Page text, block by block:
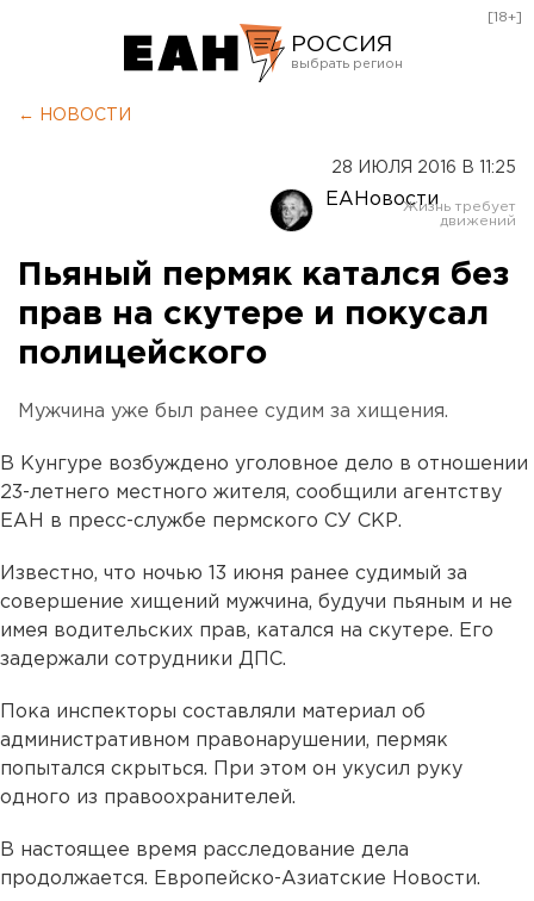
РОССИЯ
Оренбург
[18+]
← НОВОСТИ
28 ИЮЛЯ 2016 В 11:25
ЕАНовости
Пьяный пермяк катался без
прав на скутере и покусал
полицейского
Мужчина уже был ранее судим за хищения.
В Кунгуре возбуждено уголовное дело в отношении
23-летнего местного жителя, сообщили агентству
ЕАН в пресс-службе пермского СУ СКР.
Известно, что ночью 13 июня ранее судимый за
совершение хищений мужчина, будучи пьяным и не
имея водительских прав, катался на скутере. Его
задержали сотрудники ДПС.
Пока инспекторы составляли материал об
административном правонарушении, пермяк
попытался скрыться. При этом он укусил руку
одного из правоохранителей.
В настоящее время расследование дела
продолжается. Европейско-Азиатские Новости.